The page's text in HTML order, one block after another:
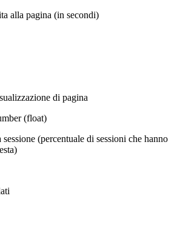
alla pagina (in secondi)
di pagina
(float)
(percentuale di sessioni che hanno